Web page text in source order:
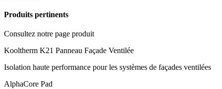
Produits pertinents
Consultez notre page produit
Kooltherm K21 Panneau Façade Ventilée
Isolation haute performance pour les systèmes de façades ventilées
AlphaCore Pad